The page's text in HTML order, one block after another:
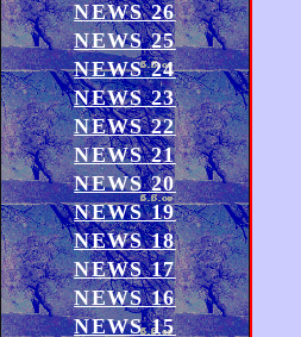
NEWS 26
NEWS 25
NEWS 24
NEWS 23
NEWS 22
NEWS 21
NEWS 20
NEWS 19
NEWS 18
NEWS 17
NEWS 16
NEWS 15